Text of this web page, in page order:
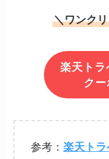
＼ワンク
楽天ト
クー
参考：楽天ト